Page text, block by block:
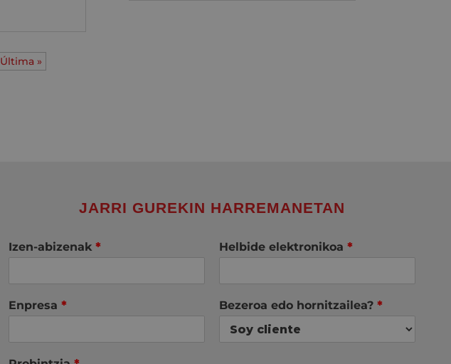
Última »
JARRI GUREKIN HARREMANETAN
Izen-abizenak * Helbide elektronikoa *
Enpresa * Bezeroa edo hornitzailea? *